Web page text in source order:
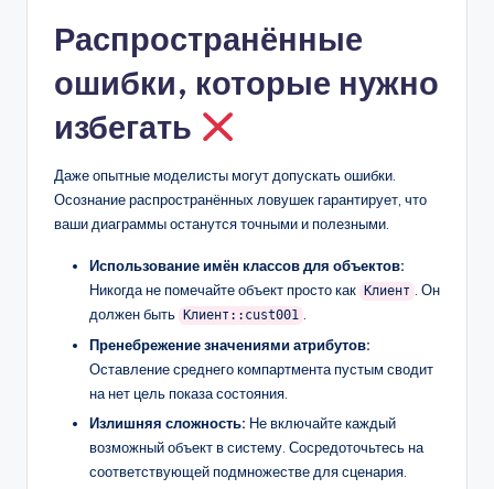
Распространённые
ошибки, которые нужно
избегать
Даже опытные моделисты могут допускать ошибки.
Осознание распространённых ловушек гарантирует, что
ваши диаграммы останутся точными и полезными.
Использование имён классов для объектов:
Никогда не помечайте объект просто как
Клиент . Он
должен быть
Клиент::cust001 .
Пренебрежение значениями атрибутов:
Оставление среднего компартмента пустым сводит
на нет цель показа состояния.
Излишняя сложность: Не включайте каждый
возможный объект в систему. Сосредоточьтесь на
соответствующей подмножестве для сценария.